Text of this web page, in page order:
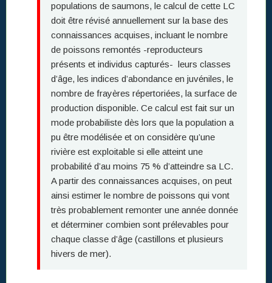
populations de saumons, le calcul de cette LC
doit être révisé annuellement sur la base des
connaissances acquises, incluant le nombre
de poissons remontés -reproducteurs
présents et individus capturés- leurs classes
d’âge, les indices d’abondance en juvéniles, le
nombre de frayères répertoriées, la surface de
production disponible. Ce calcul est fait sur un
mode probabiliste dès lors que la population a
pu être modélisée et on considère qu’une
rivière est exploitable si elle atteint une
probabilité d’au moins 75 % d’atteindre sa LC.
A partir des connaissances acquises, on peut
ainsi estimer le nombre de poissons qui vont
très probablement remonter une année donnée
et déterminer combien sont prélevables pour
chaque classe d’âge (castillons et plusieurs
hivers de mer).